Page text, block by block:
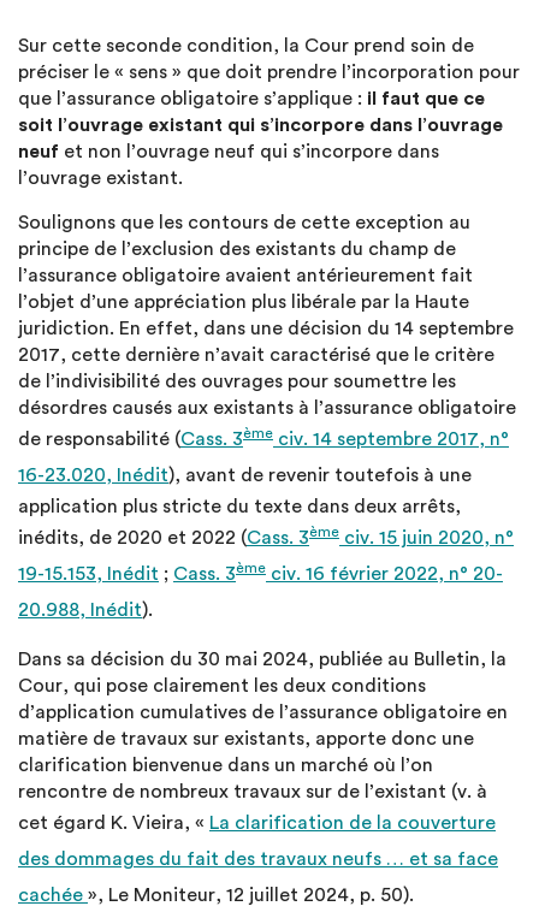
Sur cette seconde condition, la Cour prend soin de
préciser le « sens » que doit prendre l’incorporation pour
que l’assurance obligatoire s’applique : il faut que ce
soit l’ouvrage existant qui s’incorpore dans l’ouvrage
neuf et non l’ouvrage neuf qui s’incorpore dans
l’ouvrage existant.
Soulignons que les contours de cette exception au
principe de l’exclusion des existants du champ de
l’assurance obligatoire avaient antérieurement fait
l’objet d’une appréciation plus libérale par la Haute
juridiction. En effet, dans une décision du 14 septembre
2017, cette dernière n’avait caractérisé que le critère
de l’indivisibilité des ouvrages pour soumettre les
désordres causés aux existants à l’assurance obligatoire
de responsabilité (Cass. 3ème civ. 14 septembre 2017, n°
16-23.020, Inédit), avant de revenir toutefois à une
application plus stricte du texte dans deux arrêts,
inédits, de 2020 et 2022 (Cass. 3ème civ. 15 juin 2020, n°
19-15.153, Inédit ; Cass. 3ème civ. 16 février 2022, n° 20-
20.988, Inédit).
Dans sa décision du 30 mai 2024, publiée au Bulletin, la
Cour, qui pose clairement les deux conditions
d’application cumulatives de l’assurance obligatoire en
matière de travaux sur existants, apporte donc une
clarification bienvenue dans un marché où l’on
rencontre de nombreux travaux sur de l’existant (v. à
cet égard K. Vieira, « La clarification de la couverture
des dommages du fait des travaux neufs … et sa face
cachée », Le Moniteur, 12 juillet 2024, p. 50).